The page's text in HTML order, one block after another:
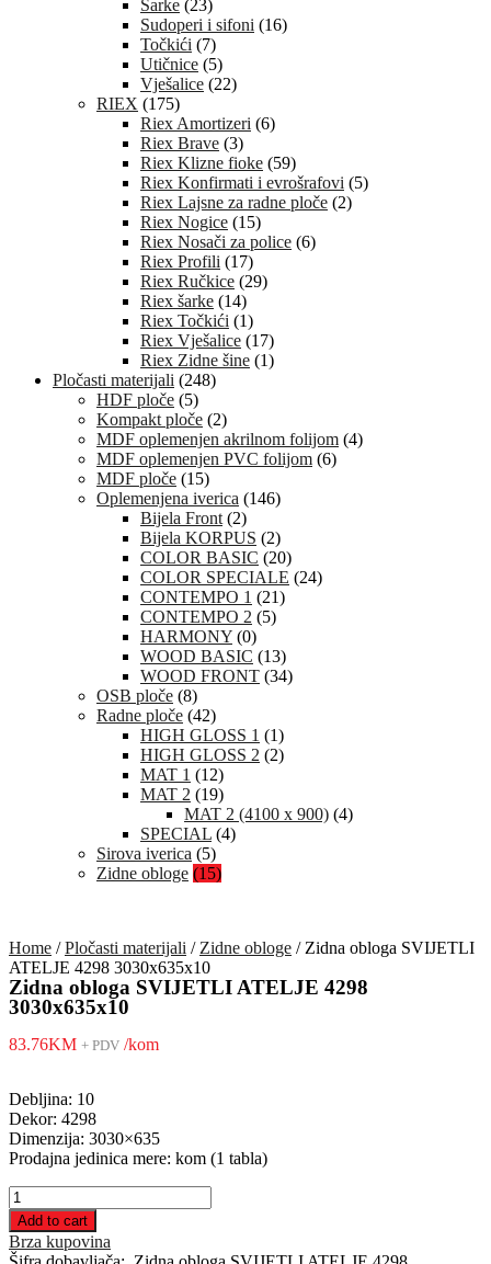
Šarke (23)
Sudoperi i sifoni (16)
Točkići (7)
Utičnice (5)
Vješalice (22)
RIEX (175)
Riex Amortizeri (6)
Riex Brave (3)
Riex Klizne fioke (59)
Riex Konfirmati i evrošrafovi (5)
Riex Lajsne za radne ploče (2)
Riex Nogice (15)
Riex Nosači za police (6)
Riex Profili (17)
Riex Ručkice (29)
Riex šarke (14)
Riex Točkići (1)
Riex Vješalice (17)
Riex Zidne šine (1)
Pločasti materijali (248)
HDF ploče (5)
Kompakt ploče (2)
MDF oplemenjen akrilnom folijom (4)
MDF oplemenjen PVC folijom (6)
MDF ploče (15)
Oplemenjena iverica (146)
Bijela Front (2)
Bijela KORPUS (2)
COLOR BASIC (20)
COLOR SPECIALE (24)
CONTEMPO 1 (21)
CONTEMPO 2 (5)
HARMONY (0)
WOOD BASIC (13)
WOOD FRONT (34)
OSB ploče (8)
Radne ploče (42)
HIGH GLOSS 1 (1)
HIGH GLOSS 2 (2)
MAT 1 (12)
MAT 2 (19)
MAT 2 (4100 x 900) (4)
SPECIAL (4)
Sirova iverica (5)
Zidne obloge (15)
Home /Pločasti materijali / Zidne obloge / Zidna obloga SVIJETLI
ATELJE 4298 3030x635x10
Zidna obloga SVIJETLI ATELJE 4298
3030x635x10
83.76KM + PDV /kom
Debljina: 10
Dekor: 4298
Dimenzija: 3030×635
Prodajna jedinica mere: kom (1 tabla)
Zidna
obloga
SVIJETLI
ATELJE
Add to cart
Brza kupovina